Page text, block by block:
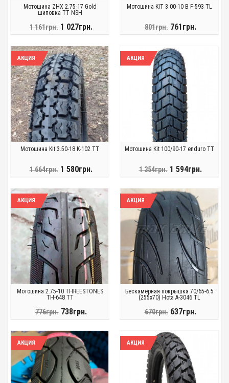
Мотошина ZHX 2.75-17 Gold
шиповка TT NSH
1 161грн. 1 027грн.
Мотошина KIT 3.00-10 B F-593 TL
801грн. 761грн.
АКЦИЯ
Мотошина Kit 3.50-18 K-102 TT
1 664грн. 1 580грн.
АКЦИЯ
Мотошина Kit 100/90-17 enduro TT
1 354грн. 1 594грн.
АКЦИЯ
Мотошина 2.75-10 THREESTONES
TH-648 TT
776грн. 738грн.
АКЦИЯ
Бескамерная покрышка 70/65-6.5
(255x70) Hota A-3046 TL
670грн. 637грн.
АКЦИЯ АКЦИЯ